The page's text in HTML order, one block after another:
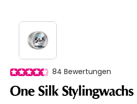
84 Bewertungen
One Silk Stylingwachs